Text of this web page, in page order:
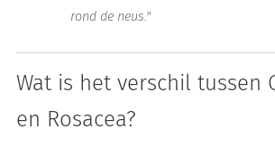
rond de neus."
Wat is het verschil tussen
en Rosacea?